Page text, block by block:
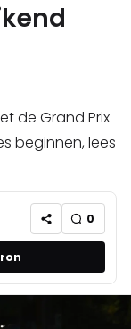
de Grand Prix
beginnen, lees
0